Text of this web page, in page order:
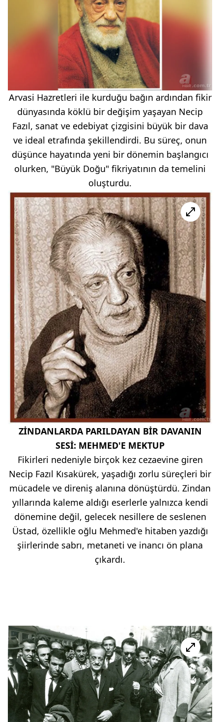
Arvasi Hazretleri ile kurduğu bağın ardından fikir
dünyasında köklü bir değişim yaşayan Necip
Fazıl, sanat ve edebiyat çizgisini büyük bir dava
ve ideal etrafında şekillendirdi. Bu süreç, onun
düşünce hayatında yeni bir dönemin başlangıcı
olurken, "Büyük Doğu" fikriyatının da temelini
oluşturdu.
ZİNDANLARDA PARILDAYAN BİR DAVANIN
SESİ: MEHMED'E MEKTUP
Fikirleri nedeniyle birçok kez cezaevine giren
Necip Fazıl Kısakürek, yaşadığı zorlu süreçleri bir
mücadele ve direniş alanına dönüştürdü. Zindan
yıllarında kaleme aldığı eserlerle yalnızca kendi
dönemine değil, gelecek nesillere de seslenen
Üstad, özellikle oğlu Mehmed'e hitaben yazdığı
şiirlerinde sabrı, metaneti ve inancı ön plana
çıkardı.